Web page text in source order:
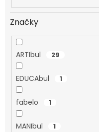
Značky
ARTIbul 29
EDUCAbul 1
fabelo 1
MANIbul 1